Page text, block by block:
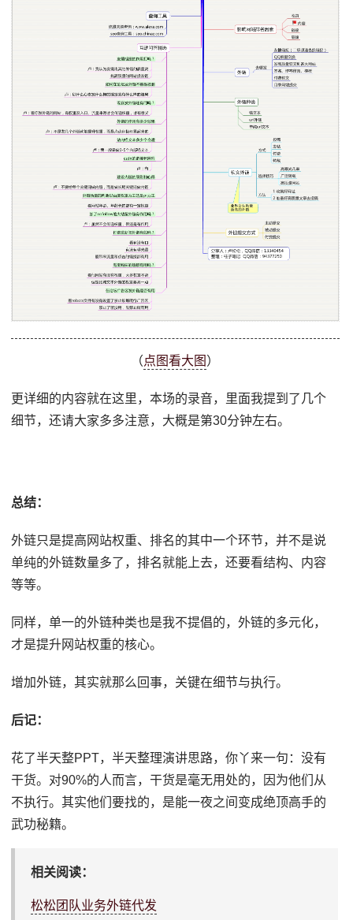
（点图看大图 ）
更详细的内容就在这里，本场的录音，里面我提到了几个
细节，还请大家多多注意，大概是第30分钟左右。
总结：
外链只是提高网站权重、排名的其中一个环节，并不是说
单纯的外链数量多了，排名就能上去，还要看结构、内容
等等。
同样，单一的外链种类也是我不提倡的，外链的多元化，
才是提升网站权重的核心。
增加外链，其实就那么回事，关键在细节与执行。
后记：
花了半天整PPT，半天整理演讲思路，你丫来一句：没有
干货。对90%的人而言，干货是毫无用处的，因为他们从
不执行。其实他们要找的，是能一夜之间变成绝顶高手的
武功秘籍。
相关阅读：
松松团队业务外链代发